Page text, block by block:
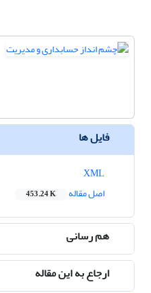
فایل ها
اصل مقاله
453.24 K
هم رسانی
ارجاع به این مقاله